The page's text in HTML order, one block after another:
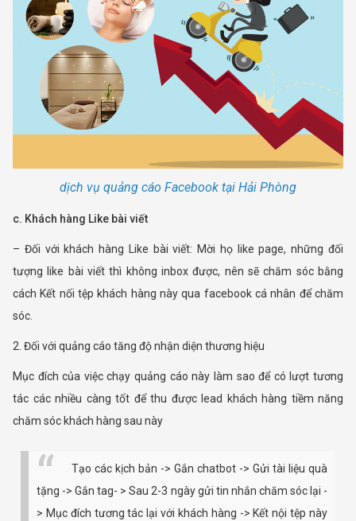
dịch vụ quảng cáo Facebook tại Hải Phòng
c. Khách hàng Like bài viết
– Đối với khách hàng Like bài viết: Mời họ like page, những đối
tượng like bài viết thì không inbox được, nên sẽ chăm sóc bằng
cách Kết nối tệp khách hàng này qua facebook cá nhân để chăm
sóc.
2. Đối với quảng cáo tăng độ nhận diện thương hiệu
Mục đích của việc chạy quảng cáo này làm sao để có lượt tương
tác các nhiều càng tốt để thu được lead khách hàng tiềm năng
chăm sóc khách hàng sau này
Tạo các kịch bản -> Gắn chatbot -> Gửi tài liệu quà
tặng -> Gắn tag- > Sau 2-3 ngày gửi tin nhắn chăm sóc lại -
> Mục đích tương tác lại với khách hàng -> Kết nội tệp này